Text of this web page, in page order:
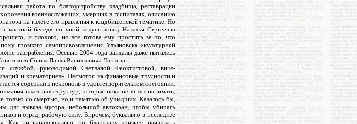
работа по благоустройству кладбища, реставрации
военнослужащих, умерших в госпиталях, описанию
на излете его правления к кладбищенской тематике. Но
частной беседе со мной искусствовед Наталья Сергеевна
и плохого, но все готова ему простить за то, что
громкого самопровозглашения Ульяновска «культурной
разграбления. Осенью 2004 года вандалы даже пытались
Союза Павла Васильевича Лаптева.
службой, руководимой Светланой Феоктистовой, вице-
и крематориев». Несмотря на финансовые трудности и
содержать некрополь в удовлетворительном состоянии.
властных структур, которые пока не хотят понимать,
только со смертью, но и памятью об ушедших. Казалось бы,
для вывоза мусора, небольшой автокран, чтобы убирать
и оград, рабочую силу. Впрочем, буквально в последнее
Как ни парадоксально, но, благодаря кризису, появилась